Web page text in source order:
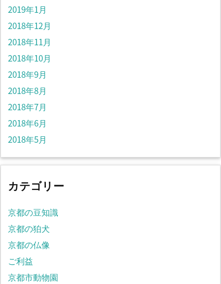
2019年1月
2018年12月
2018年11月
2018年10月
2018年9月
2018年8月
2018年7月
2018年6月
2018年5月
カテゴリー
京都の豆知識
京都の狛犬
京都の仏像
ご利益
京都市動物園